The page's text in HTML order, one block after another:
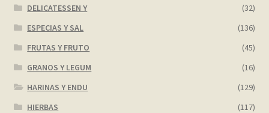
DELICATESSEN Y
(32)
ESPECIAS Y SAL
(136)
FRUTAS Y FRUTO
(45)
GRANOS Y LEGUM
(16)
HARINAS Y ENDU
(129)
HIERBAS
(117)